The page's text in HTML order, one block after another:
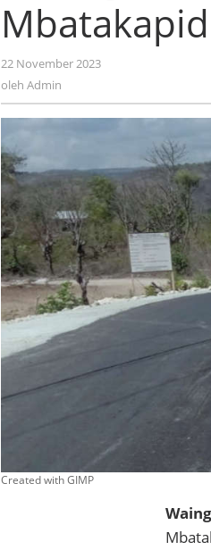
22 November 2023
oleh Admin
Created with GIMP